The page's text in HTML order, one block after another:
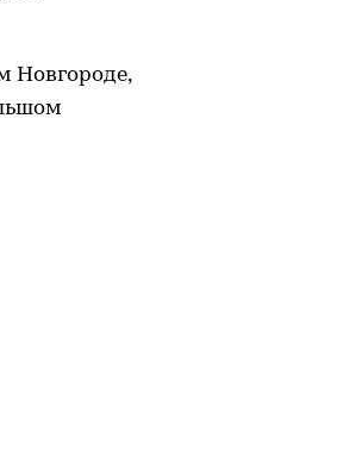
Новгороде,